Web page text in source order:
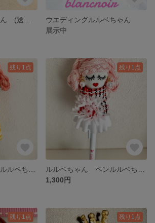
ウエディングルルベちゃん
展示中
残り1点 残り1点
1,300円
残り1点 残り1点